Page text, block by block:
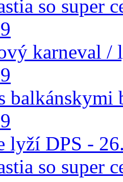
so super
karneval /
balkánskymi
lyží DPS -
so super